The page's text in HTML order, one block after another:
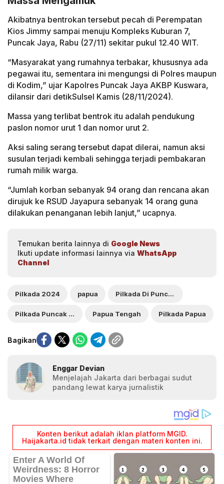
Akibatnya bentrokan tersebut pecah di Perempatan
Kios Jimmy sampai menuju Kompleks Kuburan 7,
Puncak Jaya, Rabu (27/11) sekitar pukul 12.40 WIT.
“Masyarakat yang rumahnya terbakar, khususnya ada
pegawai itu, sementara ini mengungsi di Polres maupun
di Kodim,” ujar Kapolres Puncak Jaya AKBP Kuswara,
dilansir dari detikSulsel Kamis (28/11/2024).
Massa yang terlibat bentrok itu adalah pendukung
paslon nomor urut 1 dan nomor urut 2.
Aksi saling serang tersebut dapat dilerai, namun aksi
susulan terjadi kembali sehingga terjadi pembakaran
rumah milik warga.
“Jumlah korban sebanyak 94 orang dan rencana akan
dirujuk ke RSUD Jayapura sebanyak 14 orang guna
dilakukan penanganan lebih lanjut,” ucapnya.
Temukan berita lainnya di Google News
Ikuti update informasi lainnya via WhatsApp
Channel
Pilkada 2024 papua Pilkada Di Puncak Jaya Ricuh
Pilkada Puncak Jaya 2024 Papua Tengah Pilkada Papua
Bagikan
Enggar Devian
Menjelajah Jakarta dari berbagai sudut
pandang lewat karya jurnalistik